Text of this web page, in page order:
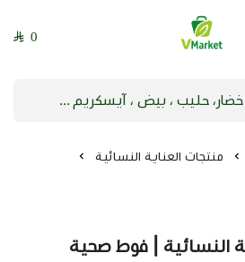
فيلج ماركت | VMarket
0
منتجات العناية النسائية
النسائية | فوط صحية